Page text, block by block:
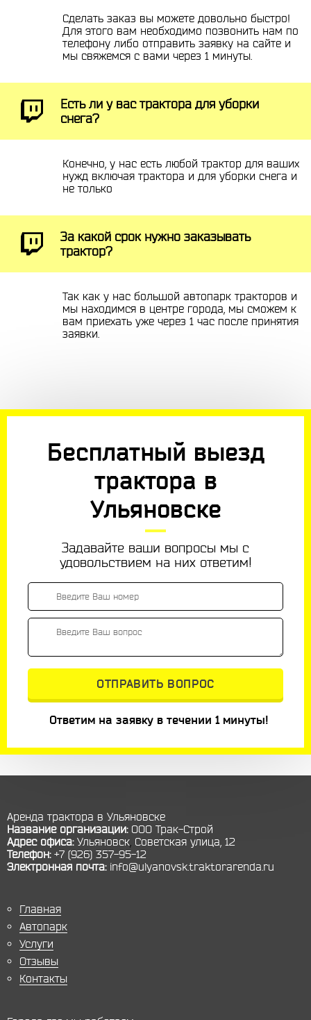
Сделать заказ вы можете довольно быстро!
Для этого вам необходимо позвонить нам по
телефону либо отправить заявку на сайте и
мы свяжемся с вами через 1 минуты.
Есть ли у вас трактора для уборки
снега?
Конечно, у нас есть любой трактор для ваших
нужд включая трактора и для уборки снега и
не только
За какой срок нужно заказывать
трактор?
Так как у нас большой автопарк тракторов и
мы находимся в центре города, мы сможем к
вам приехать уже через 1 час после принятия
заявки.
Бесплатный выезд
трактора в
Ульяновске
Задавайте ваши вопросы мы с
удовольствием на них ответим!
Ответим на заявку в течении 1 минуты!
Аренда трактора в Ульяновске
Название организации: ООО Трак-Строй
Адрес офиса: Ульяновск Советская улица, 12
Телефон: +7 (926) 357-95-12
Электронная почта: info@ulyanovsk.traktorarenda.ru
Главная
Автопарк
Услуги
Отзывы
Контакты